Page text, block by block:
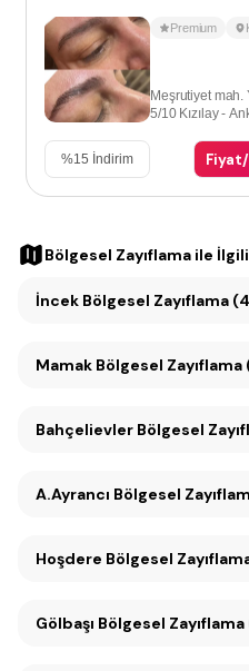
Premium
Meşrutiyet
5/10 Kızılay -
%15 İndirim
Bölgesel Zayıflama ile
İncek Bölgesel Zayıflama
Mamak Bölgesel Zayıflama
Bahçelievler Bölgesel
A.Ayrancı Bölgesel
Hoşdere Bölgesel
Gölbaşı Bölgesel